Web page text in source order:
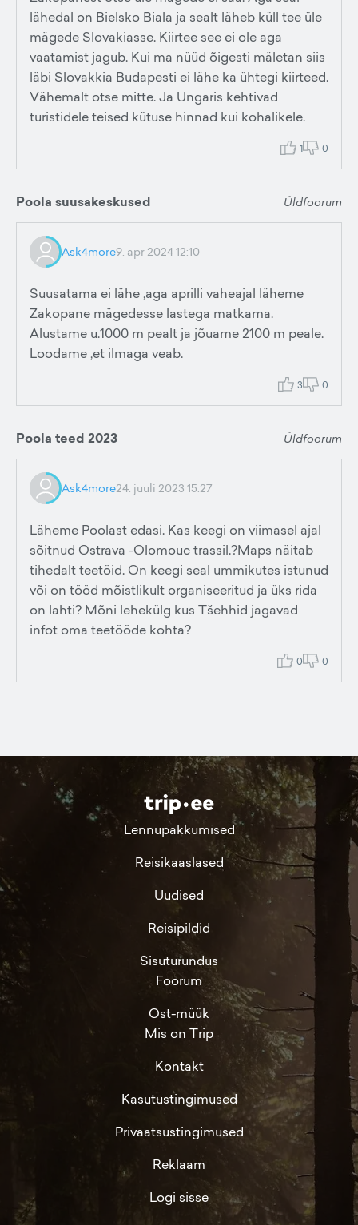
lähedal on Bielsko Biala ja sealt läheb küll tee üle
mägede Slovakiasse. Kiirtee see ei ole aga
vaatamist jagub. Kui ma nüüd õigesti mäletan siis
läbi Slovakkia Budapesti ei lähe ka ühtegi kiirteed.
Vähemalt otse mitte. Ja Ungaris kehtivad
turistidele teised kütuse hinnad kui kohalikele.
1 0
Poola suusakeskused Üldfoorum
Ask4more9. apr 2024 12:10
Suusatama ei lähe ,aga aprilli vaheajal läheme
Zakopane mägedesse lastega matkama.
Alustame u.1000 m pealt ja jõuame 2100 m peale.
Loodame ,et ilmaga veab.
3 0
Poola teed 2023 Üldfoorum
Ask4more24. juuli 2023 15:27
Läheme Poolast edasi. Kas keegi on viimasel ajal
sõitnud Ostrava -Olomouc trassil.?Maps näitab
tihedalt teetöid. On keegi seal ummikutes istunud
või on tööd mõistlikult organiseeritud ja üks rida
on lahti? Mõni lehekülg kus Tšehhid jagavad
infot oma teetööde kohta?
0 0
Lennupakkumised
Reisikaaslased
Uudised
Reisipildid
Sisuturundus
Foorum
Ost-müük
Mis on Trip
Kontakt
Kasutustingimused
Privaatsustingimused
Reklaam
Logi sisse